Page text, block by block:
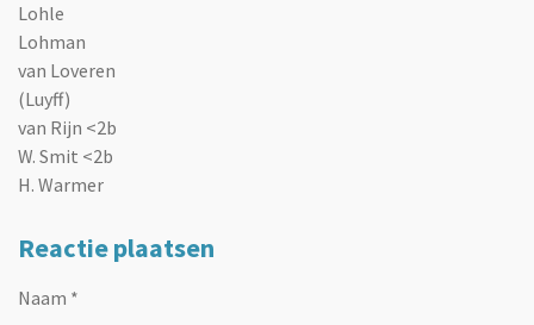
Lohle
Lohman
van Loveren
(Luyff)
van Rijn <2b
W. Smit <2b
H. Warmer
Reactie plaatsen
Naam *